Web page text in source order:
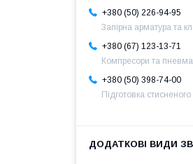
+380 (50) 226-94-95
Запірна арматура та
+380 (67) 123-13-71
Компресори та
+380 (50) 398-74-00
Підготовка стисненого